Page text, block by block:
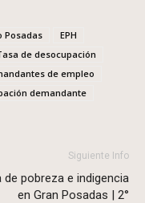
Posadas
EPH
de desocupación
de empleo
demandante
Siguiente Info
de pobreza e indigencia
en Gran Posadas | 2°